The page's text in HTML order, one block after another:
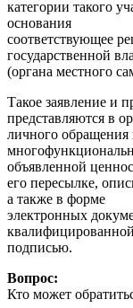
категории такого
основания
соответствующее
государственной
(органа местного
Такое заявление и
представляются в
личного обращения
объявленной
его пересылке,
а также в форме
электронных
подписью.
Вопрос:
Кто может